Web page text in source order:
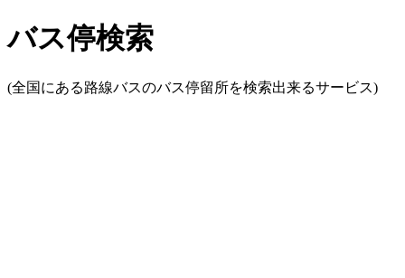
バス停検索
(全国にある路線バスのバス停留所を検索出来るサービス)